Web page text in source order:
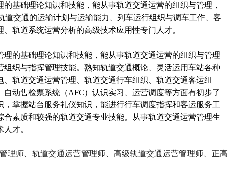
基础理论知识和技能，能从事轨道交通运营的组织与管理，
道交通的运输计划与运输能力、列车运行组织与调车工作、客
轨道系统运营分析的高级技术应用性专门人才。
的基础理论知识和技能，能从事轨道交通运营的组织与管理
织与指挥管理技能。熟知轨道交通概论、灵活运用车站各种
轨道交通运营管理、轨道交通行车组织、轨道交通客运组
自动售检票系统（AFC）认识实习、运营调度等方面有初步了
掌握站台服务礼仪知识，能进行行车调度指挥和客运服务工
素质和较强的轨道交通专业技能。从事轨道交通运营管理生
才。
理师、轨道交通运营管理师、高级轨道交通运营管理师、正高